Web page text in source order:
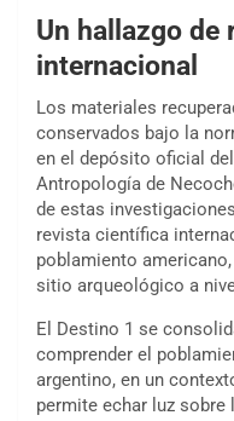
Un hallazgo de
internacional
Los materiales
conservados bajo la
en el depósito oficial
Antropología de
de estas
revista científica
poblamiento
sitio arqueológico a
El Destino 1 se
comprender el
argentino, en un
permite echar luz